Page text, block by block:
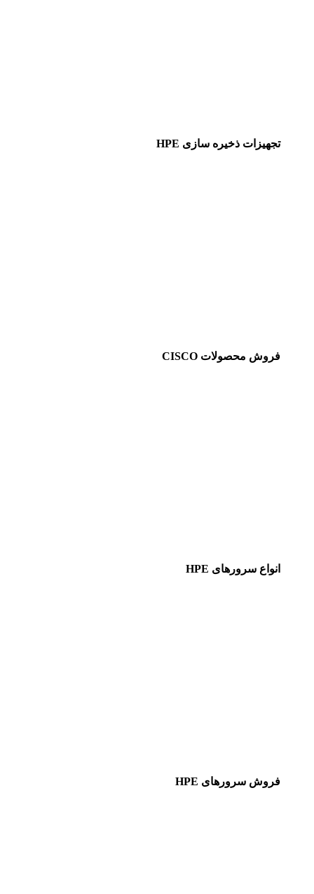
تجهیزات ذخیره سازی HPE
فروش محصولات CISCO
انواع سرورهای HPE
فروش سرورهای HPE